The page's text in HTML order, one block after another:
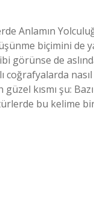
Anlamın
biçimini de
görünse de
nasıl
kısmı şu:
bu kelime